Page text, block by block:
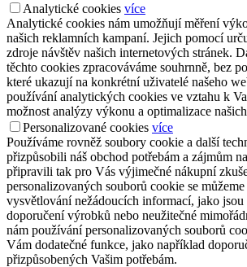
Analytické cookies více
Analytické cookies nám umožňují měření
našich reklamních kampaní. Jejich pomocí
zdroje návštěv našich internetových stránek.
těchto cookies zpracováváme souhrnně, bez
které ukazují na konkrétní uživatelé našeho
používání analytických cookies ve vztahu k
možnost analýzy výkonu a optimalizace
Personalizované cookies více
Používáme rovněž soubory cookie a další
přizpůsobili náš obchod potřebám a zájmům
připravili tak pro Vás výjimečné nákupní
personalizovaných souborů cookie se
vysvětlování nežádoucích informací, jako
doporučení výrobků nebo neužitečné
nám používání personalizovaných souborů
Vám dodatečné funkce, jako například
přizpůsobených Vašim potřebám.